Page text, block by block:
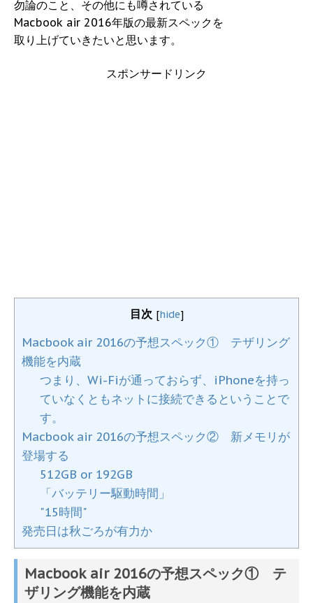
勿論のこと、その他にも噂されている
Macbook air 2016年版の最新スペックを
取り上げていきたいと思います。
スポンサードリンク
目次 [hide]
Macbook air 2016の予想スペック① テザリング
機能を内蔵
つまり、Wi-Fiが通っておらず、iPhoneを持っ
ていなくともネットに接続できるということで
す。
Macbook air 2016の予想スペック② 新メモリが
登場する
512GB or 192GB
「バッテリー駆動時間」
"15時間"
発売日は秋ごろが有力か
Macbook air 2016の予想スペック① テ
ザリング機能を内蔵